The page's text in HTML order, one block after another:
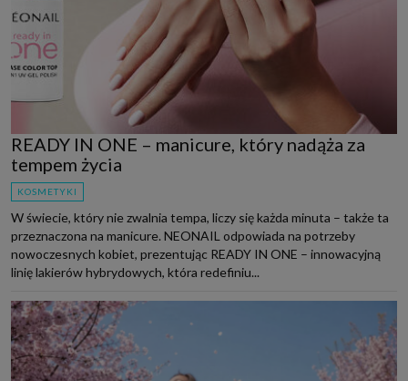
READY IN ONE – manicure, który nadąża za
tempem życia
KOSMETYKI
W świecie, który nie zwalnia tempa, liczy się każda minuta – także ta
przeznaczona na manicure. NEONAIL odpowiada na potrzeby
nowoczesnych kobiet, prezentując READY IN ONE – innowacyjną
linię lakierów hybrydowych, która redefiniu...